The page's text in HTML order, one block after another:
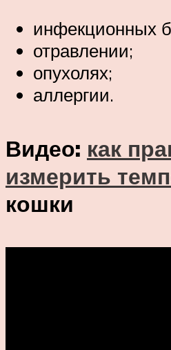
инфекционных
отравлении;
опухолях;
аллергии.
Видео: как
измерить
кошки